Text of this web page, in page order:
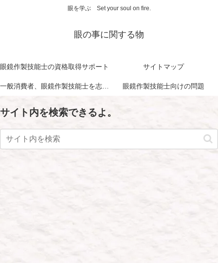
眼を学ぶ Set your soul on fire.
眼の事に関する物
眼鏡作製技能士の資格取得サポート サイトマップ
一般消費者、眼鏡作製技能士を志す方に向けて 眼鏡作製技能士向けの問題
サイト内を検索できるよ。